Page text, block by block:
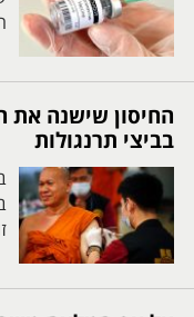
החיסון שישנה את
בביצי תרנגולות